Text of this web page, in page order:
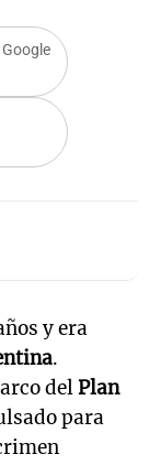
y era
.
delPlan
para